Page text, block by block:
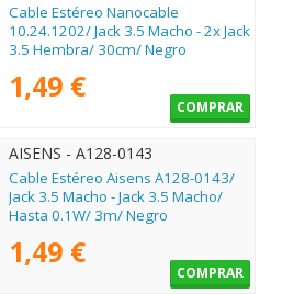
Cable Estéreo Nanocable
10.24.1202/ Jack 3.5 Macho - 2x Jack
3.5 Hembra/ 30cm/ Negro
1,49 €
COMPRAR
AISENS - A128-0143
Cable Estéreo Aisens A128-0143/
Jack 3.5 Macho - Jack 3.5 Macho/
Hasta 0.1W/ 3m/ Negro
1,49 €
COMPRAR